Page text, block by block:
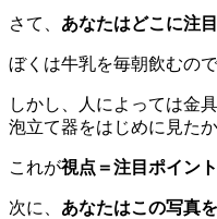
さて、 あなたはどこに注
ぼくは牛乳を毎朝飲むの
しかし、人によっては金
泡立て器をはじめに見た
これが視点＝注目ポイン
次に、 あなたはこの写真